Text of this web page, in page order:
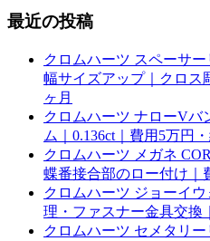
最近の投稿
クロムハーツ スペーサ
幅サイズアップ｜クロス
ヶ月
クロムハーツ ナローVバ
ム｜0.136ct｜費用5万円
クロムハーツ メガネ
蝶番接合部のロー付け｜
クロムハーツ ジョーイ
理・ファスナー金具交換
クロムハーツ セメタリ